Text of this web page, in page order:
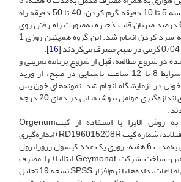
جلسه در هفته و هر جلسه 5 تا 10 دقیقه گرم کردن، 40 تا 50 دقیقه راه
رفتن با شدت 45 تا 65 درصد ضربان قلب ذخیره به‌صورت راه رفتن روی
تردمیل و 5 تا 10 دقیقه سرد کردن انجام شد. این گروه همچنین روزی 1
16
].
در شروع مطالعه، قبل از شروع برنامه تمرینی و
در انتهای هفته 6 در شرایط 8 تا 12 ساعت ناشتایی در صبح، از ورید
در آزمایشگاه انجام شد. نمونه‌های خون پس
از جدا کردن سرم، برای اندازه‌گیری عوامل بیوشیمیایی در دمای 20 درجه
شاخص اینترلوکین‌-6 به روش الایزا با استفاده از کیت‌Orgenum
laboratories‌ (ساخت فنلاند، شماره کیت RD196015208R‌) اندازه‌گیری
شد. گروه مصرف مکمل به‌مدت 6 هفته، روزی یک عدد کپسول رزوراترول
0/04 گرمی (با نام رزوین، ساخت شرکت Geymonat‌ ایتالیا) را مصرف
کردند. بعد از جمع‌آوری اطلاعات، داده‌ها با نرم‌افزار SPSS نسخه 19 تحلیل